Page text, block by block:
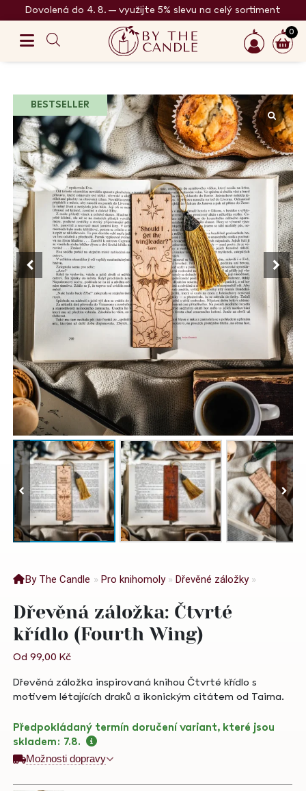
Dovolená do 4. 8. – využijte 5% slevu na celý sortiment
0
BESTSELLER
By The Candle » Pro knihomoly » Dřevěné záložky »
Dřevěná záložka: Čtvrté
křídlo (Fourth Wing)
Od99,00 Kč
Dřevěná záložka inspirovaná knihou Čtvrté křídlo s
motivem létajících draků a ikonickým citátem od Tairna.
Předpokládaný termín doručení variant, které jsou
skladem: 7.8.
Možnosti dopravy